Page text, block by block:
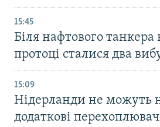
15:45
Біля нафтового
протоці сталися два
15:09
Нідерланди не можуть
додаткові